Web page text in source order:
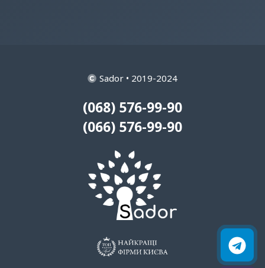
Sador • 2019-2024
(068) 576-99-90
(066) 576-99-90